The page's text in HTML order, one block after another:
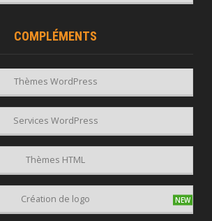
COMPLÉMENTS
Thèmes WordPress
Thèmes HTML
Création de logo
Services WordPress